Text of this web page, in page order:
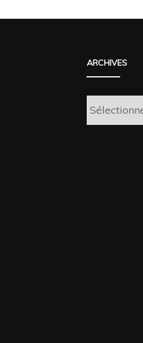
ARCHIVES
Archives